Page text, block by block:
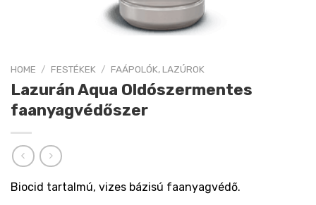
HOME / FESTÉKEK / FAÁPOLÓK, LAZÚROK
Lazurán Aqua Oldószermentes
faanyagvédőszer
Biocid tartalmú, vizes bázisú faanyagvédő.